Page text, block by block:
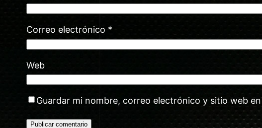
Correo electrónico *
Web
Guardar mi nombre, correo electrónico y sitio web